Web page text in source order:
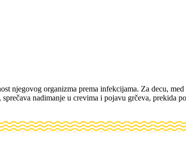
njegovog organizma prema infekcijama. Za decu,
nadimanje u crevima i pojavu grčeva, prekida